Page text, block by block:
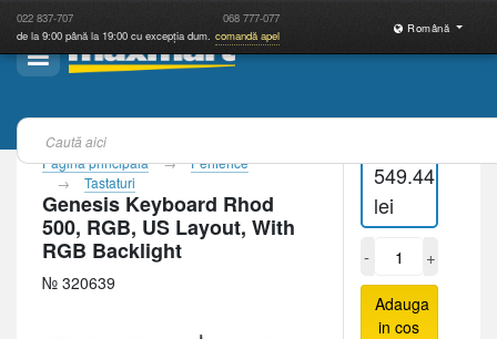
022 837-707 068 777-077
de la 9:00 până la 19:00 cu excepția dum. comandă apel
Română
Pagina principală
Periferice
Tastaturi
Genesis Keyboard Rhod
500, RGB, US Layout, With
RGB Backlight
№ 320639
549.44
lei
- +
Adauga
in cos